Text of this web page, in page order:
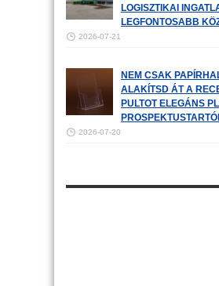
LOGISZTIKAI
LEGFONTOSABB
2026-07-21
NEM CSAK
ALAKÍTSD ÁT A
PULTOT ELEGÁNS
2026-07-20